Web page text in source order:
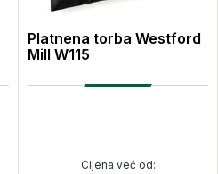
Platnena torba Westford
Mill W115
Cijena već od: